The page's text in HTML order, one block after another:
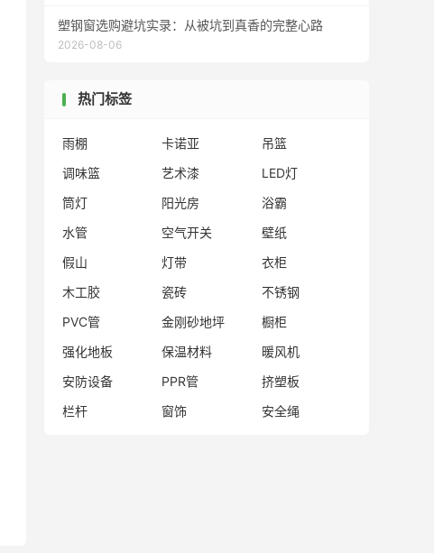
塑钢窗选购避坑实录：从被坑到真香的完整心路
2026-08-06
热门标签
雨棚 卡诺亚
吊篮
调味篮
艺术漆
LED灯
筒灯
阳光房
浴霸
水管
空气开关
壁纸
假山
灯带
衣柜
木工胶
瓷砖
不锈钢
PVC管
金刚砂地坪
橱柜
强化地板
保温材料
暖风机
安防设备
PPR管
挤塑板
栏杆
窗饰 安全绳